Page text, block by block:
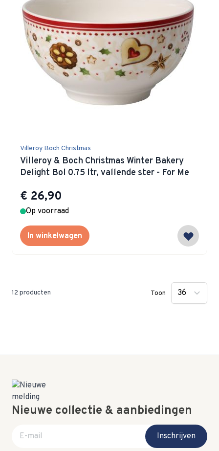
Villeroy Boch Christmas
Villeroy & Boch Christmas Winter Bakery
Delight Bol 0.75 ltr, vallende ster - For Me
€ 26,90
Op voorraad
In winkelwagen
12 producten Toon
Nieuwe collectie & aanbiedingen
E-mail adres
Inschrijven